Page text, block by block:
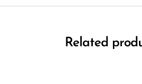
Related